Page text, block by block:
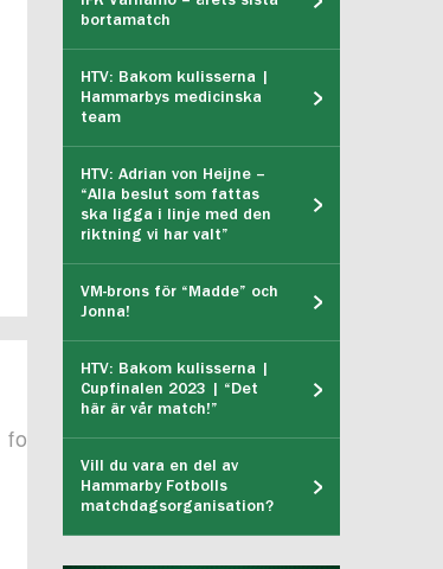
bortamatch
HTV: Bakom kulisserna |
Hammarbys medicinska
team
HTV: Adrian von Heijne –
“Alla beslut som fattas
ska ligga i linje med den
riktning vi har valt”
VM-brons för “Madde” och
Jonna!
HTV: Bakom kulisserna |
Cupfinalen 2023 | “Det
här är vår match!”
Vill du vara en del av
Hammarby Fotbolls
matchdagsorganisation?